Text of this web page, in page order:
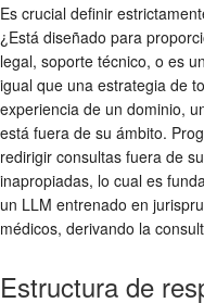
Es crucial definir
¿Está diseñado para
legal, soporte técnico, o es
igual que una estrategia de
experiencia de un dominio,
está fuera de su ámbito.
redirigir consultas fuera de
inapropiadas, lo cual es
un LLM entrenado en
médicos, derivando la
Estructura de